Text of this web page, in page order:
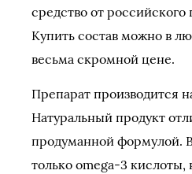
средство от российского
Купить состав можно в
весьма скромной цене.
Препарат производится
Натуральный продукт
продуманной формулой.
только omega-3